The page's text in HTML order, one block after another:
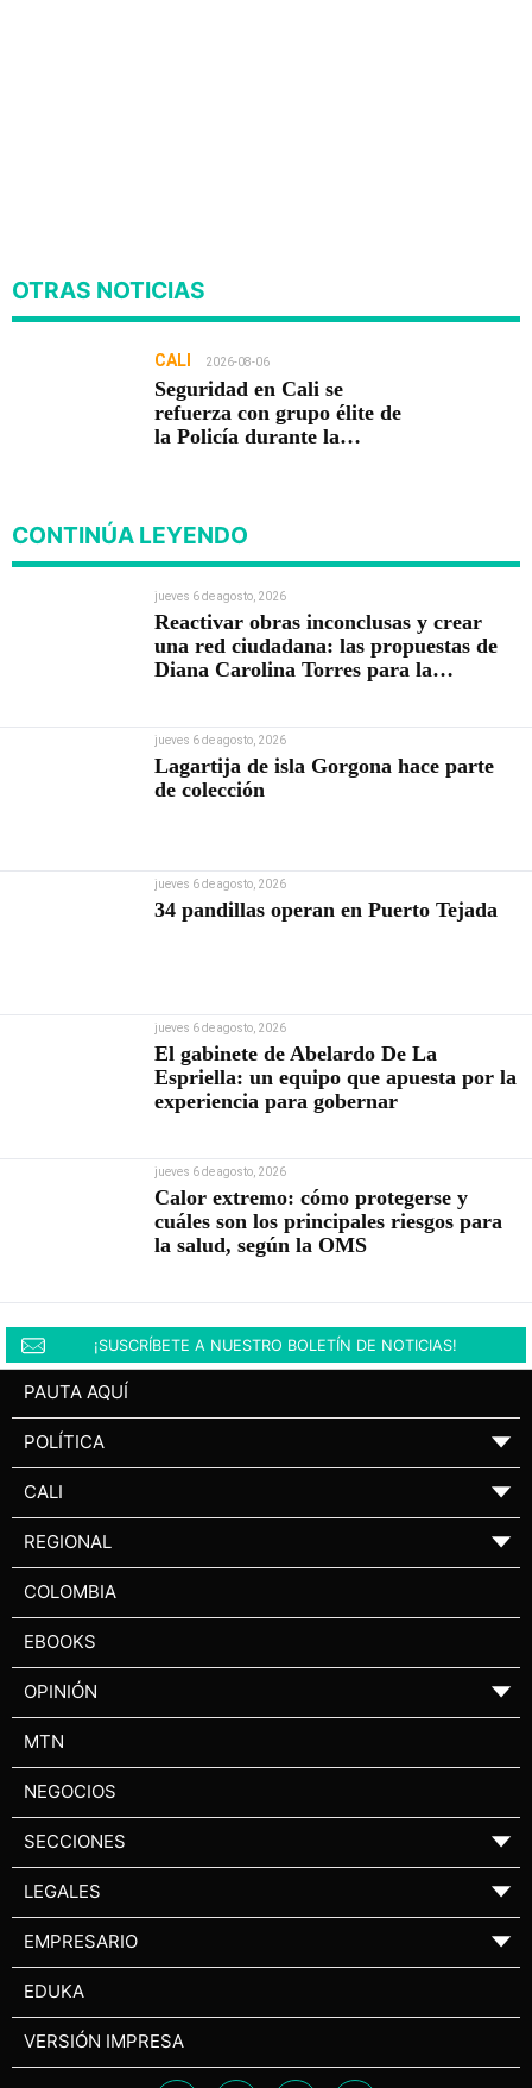
OTRAS NOTICIAS
CALI 2026-08-06
Seguridad en Cali se
refuerza con grupo élite de
la Policía durante la
CONTINÚA LEYENDO
jueves 6 de agosto, 2026
Reactivar obras inconclusas y crear
una red ciudadana: las propuestas de
Diana Carolina Torres para la
jueves 6 de agosto, 2026
Lagartija de isla Gorgona hace parte
de colección
jueves 6 de agosto, 2026
34 pandillas operan en Puerto Tejada
jueves 6 de agosto, 2026
El gabinete de Abelardo De La
Espriella: un equipo que apuesta por la
experiencia para gobernar
jueves 6 de agosto, 2026
Calor extremo: cómo protegerse y
cuáles son los principales riesgos para
la salud, según la OMS
¡SUSCRÍBETE A NUESTRO BOLETÍN DE NOTICIAS!
PAUTA AQUÍ
POLÍTICA ▼
CALI ▼
REGIONAL ▼
COLOMBIA
EBOOKS
OPINIÓN ▼
MTN
NEGOCIOS
SECCIONES ▼
LEGALES ▼
EMPRESARIO ▼
EDUKA
VERSIÓN IMPRESA